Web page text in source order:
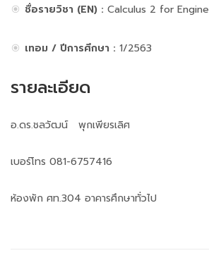
ชื่อรายวิชา (EN) : Calculus 2 for
เทอม / ปีการศึกษา : 1/2563
รายละเอียด
อ.ดร.ชลวัฒน์ พุกเพียรเลิศ
เบอร์โทร 081-6757416
ห้องพัก ศท.304 อาคารศึกษาทั่วไป